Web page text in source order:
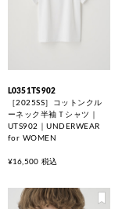
L0351TS902
［2025SS］コットンクル
ーネック半袖Ｔシャツ｜
UTS902｜UNDERWEAR
for WOMEN
¥16,500 税込